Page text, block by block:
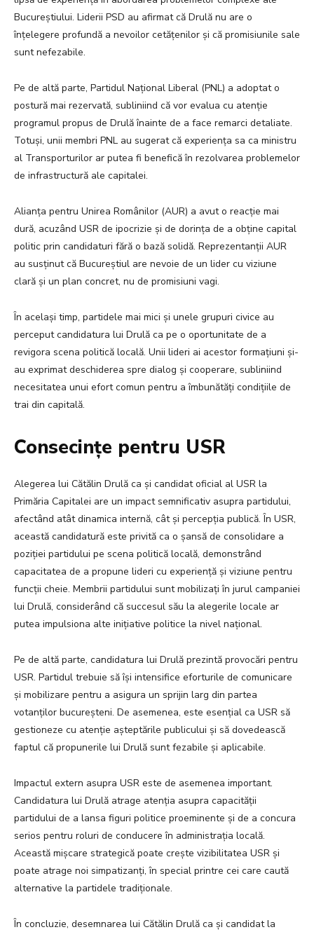
Bucureștiului. Liderii PSD au afirmat că Drulă nu are o
înțelegere profundă a nevoilor cetățenilor și că promisiunile sale
sunt nefezabile.
Pe de altă parte, Partidul Național Liberal (PNL) a adoptat o
postură mai rezervată, subliniind că vor evalua cu atenție
programul propus de Drulă înainte de a face remarci detaliate.
Totuși, unii membri PNL au sugerat că experiența sa ca ministru
al Transporturilor ar putea fi benefică în rezolvarea problemelor
de infrastructură ale capitalei.
Alianța pentru Unirea Românilor (AUR) a avut o reacție mai
dură, acuzând USR de ipocrizie și de dorința de a obține capital
politic prin candidaturi fără o bază solidă. Reprezentanții AUR
au susținut că Bucureștiul are nevoie de un lider cu viziune
clară și un plan concret, nu de promisiuni vagi.
În același timp, partidele mai mici și unele grupuri civice au
perceput candidatura lui Drulă ca pe o oportunitate de a
revigora scena politică locală. Unii lideri ai acestor formațiuni și-
au exprimat deschiderea spre dialog și cooperare, subliniind
necesitatea unui efort comun pentru a îmbunătăți condițiile de
trai din capitală.
Consecințe pentru USR
Alegerea lui Cătălin Drulă ca și candidat oficial al USR la
Primăria Capitalei are un impact semnificativ asupra partidului,
afectând atât dinamica internă, cât și percepția publică. În USR,
această candidatură este privită ca o șansă de consolidare a
poziției partidului pe scena politică locală, demonstrând
capacitatea de a propune lideri cu experiență și viziune pentru
funcții cheie. Membrii partidului sunt mobilizați în jurul campaniei
lui Drulă, considerând că succesul său la alegerile locale ar
putea impulsiona alte inițiative politice la nivel național.
Pe de altă parte, candidatura lui Drulă prezintă provocări pentru
USR. Partidul trebuie să își intensifice eforturile de comunicare
și mobilizare pentru a asigura un sprijin larg din partea
votanților bucureșteni. De asemenea, este esențial ca USR să
gestioneze cu atenție așteptările publicului și să dovedească
faptul că propunerile lui Drulă sunt fezabile și aplicabile.
Impactul extern asupra USR este de asemenea important.
Candidatura lui Drulă atrage atenția asupra capacității
partidului de a lansa figuri politice proeminente și de a concura
serios pentru roluri de conducere în administrația locală.
Această mișcare strategică poate crește vizibilitatea USR și
poate atrage noi simpatizanți, în special printre cei care caută
alternative la partidele tradiționale.
În concluzie, desemnarea lui Cătălin Drulă ca și candidat la